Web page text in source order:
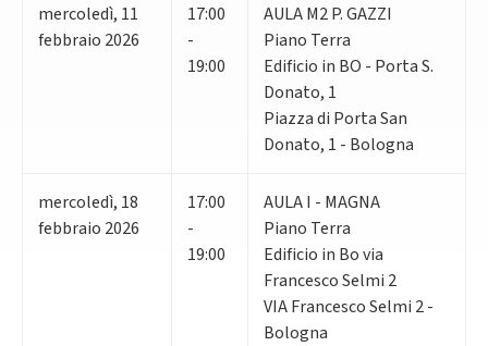
mercoledì, 11
febbraio 2026
17:00
-
19:00
AULA M2 P. GAZZI
Piano Terra
Edificio in BO - Porta S.
Donato, 1
Piazza di Porta San
Donato, 1 - Bologna
mercoledì, 18
febbraio 2026
17:00
-
19:00
AULA I - MAGNA
Piano Terra
Edificio in Bo via
Francesco Selmi 2
VIA Francesco Selmi 2 -
Bologna